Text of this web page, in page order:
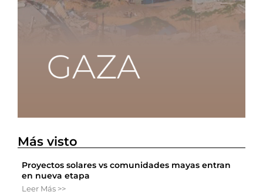
Más visto
Proyectos solares vs comunidades mayas entran
en nueva etapa
Leer Más >>